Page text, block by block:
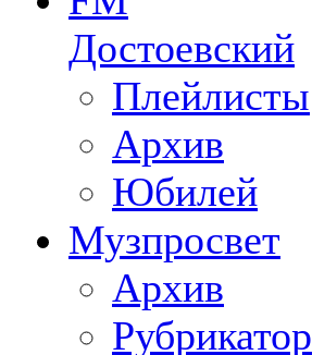
Достоевский
Плейлисты
Архив
Юбилей
Музпросвет
Архив
Рубрикатор